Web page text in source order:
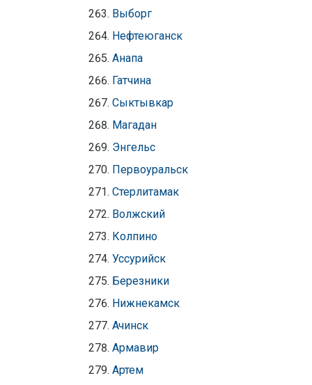
Выборг
Нефтеюганск
Анапа
Гатчина
Сыктывкар
Магадан
Энгельс
Первоуральск
Стерлитамак
Волжский
Колпино
Уссурийск
Березники
Нижнекамск
Ачинск
Армавир
Артем